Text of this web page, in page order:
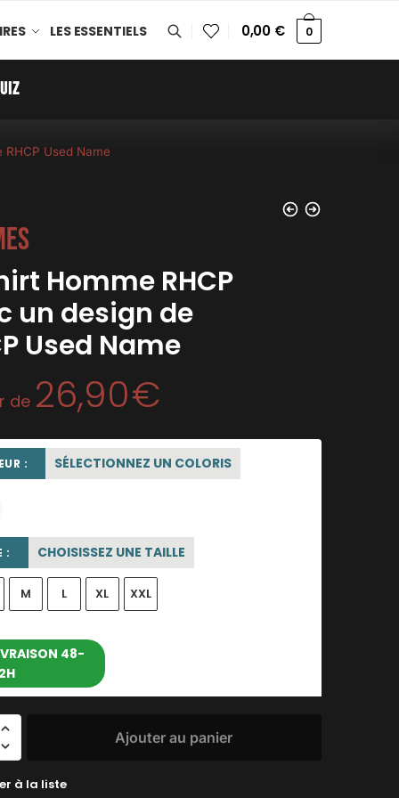
LES ESSENTIELS 0,00 € 0
Used Name
Homme RHCP
un design de
Used Name
de 26,90€
: SÉLECTIONNEZ UN COLORIS
: CHOISISSEZ UNE TAILLE
M L XL XXL
48-
Ajouter au panier
à la liste